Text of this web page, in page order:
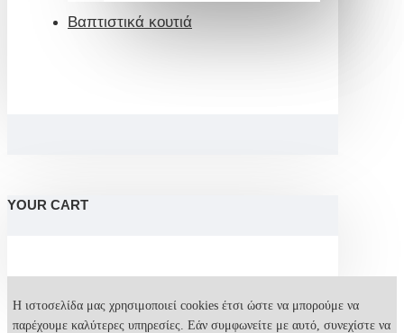
Βαπτιστικά κουτιά
YOUR CART
Η ιστοσελίδα μας χρησιμοποιεί cookies έτσι ώστε να μπορούμε να
παρέχουμε καλύτερες υπηρεσίες. Εάν συμφωνείτε με αυτό, συνεχίστε να